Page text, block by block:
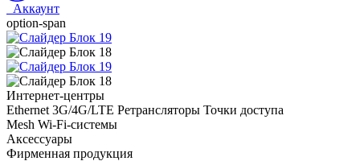
Аккаунт
option-span
Интернет-центры
Ethernet 3G/4G/LTE Ретрансляторы Точки доступа
Mesh Wi-Fi-системы
Аксессуары
Фирменная продукция